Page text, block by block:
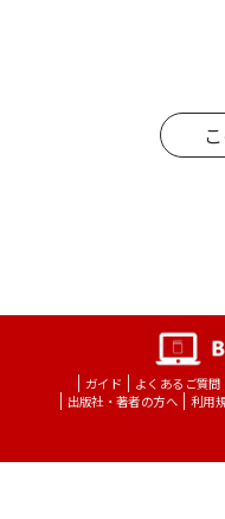
ガイド よくあるご質問
出版社・著者の方へ
利用